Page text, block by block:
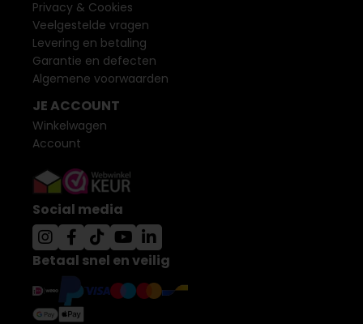
Privacy & Cookies
Veelgestelde vragen
Levering en betaling
Garantie en defecten
Algemene voorwaarden
JE ACCOUNT
Winkelwagen
Account
Social media
Betaal snel en veilig